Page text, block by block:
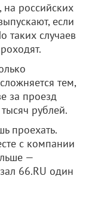
российских
если
таких случаев
тем,
за проезд
рублей.
проехать.
с компании
—
66.RU один